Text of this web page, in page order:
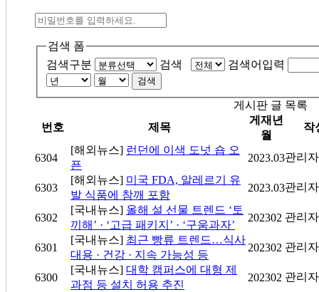
검색 폼
검색구분
검색 검색어입력
검색
게시판 글 목록
번호
제목
게재년
월
작
6304
[해외뉴스] 런던에 이색 도넛 숍 오
픈
2023.03관리자
6303
[해외뉴스] 미국 FDA, 알레르기 유
발 식품에 참깨 포함
2023.03관리자
6302
[국내뉴스] 올해 설 선물 트렌드 ‘토
끼해’ · ‘고급 패키지’ · ‘구움과자’
202302 관리자
6301
[국내뉴스] 최근 빵류 트렌드…식사
대용 · 건강 · 지속 가능성 등
202302 관리자
6300
[국내뉴스] 대학 캠퍼스에 대형 제
과점 등 설치 허용 추진
202302 관리자